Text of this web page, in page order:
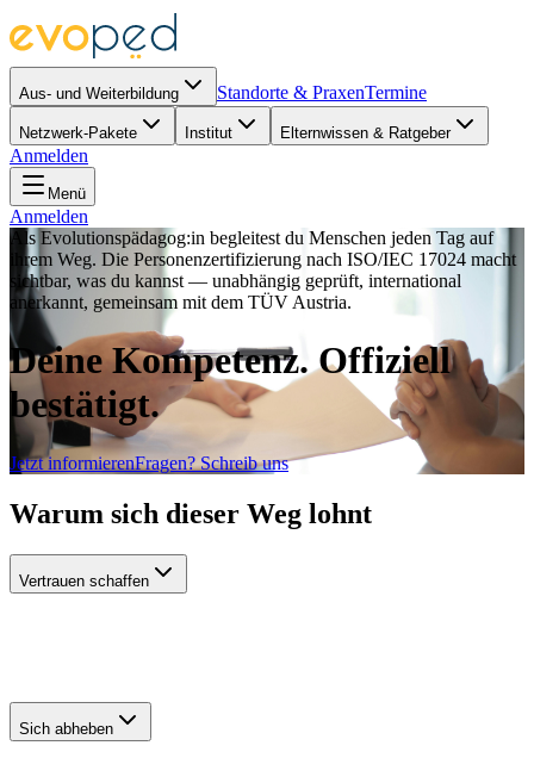
Aus- und Weiterbildung Standorte & PraxenTermine
Netzwerk-Pakete Institut Elternwissen & Ratgeber
Anmelden
Menü
Anmelden
Als Evolutionspädagog:in begleitest du Menschen jeden Tag auf
ihrem Weg. Die Personenzertifizierung nach ISO/IEC 17024 macht
sichtbar, was du kannst — unabhängig geprüft, international
anerkannt, gemeinsam mit dem TÜV Austria.
Deine Kompetenz. Offiziell
bestätigt.
Jetzt informierenFragen? Schreib uns
Warum sich dieser Weg lohnt
Vertrauen schaffen
Sich abheben